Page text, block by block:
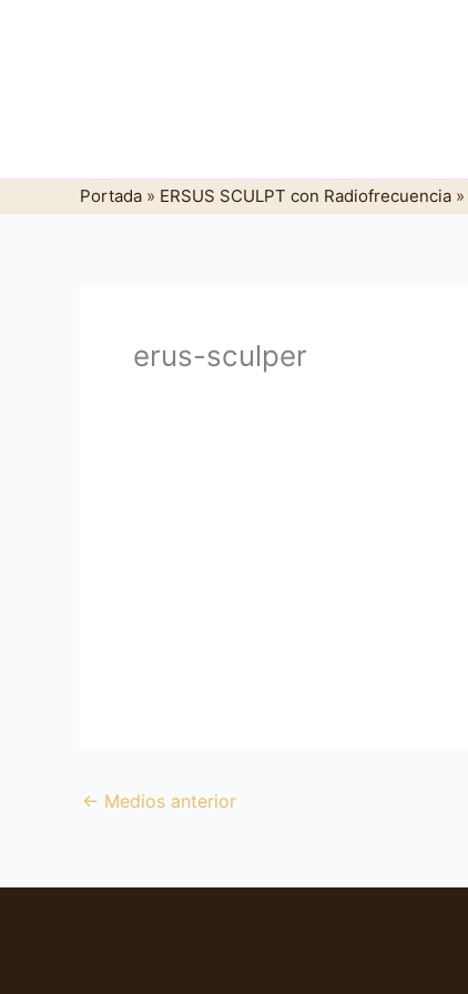
Portada » ERSUS SCULPT con Radiofrecuencia »
erus-sculper
← Medios anterior